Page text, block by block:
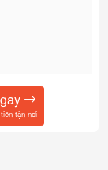
tận nơi